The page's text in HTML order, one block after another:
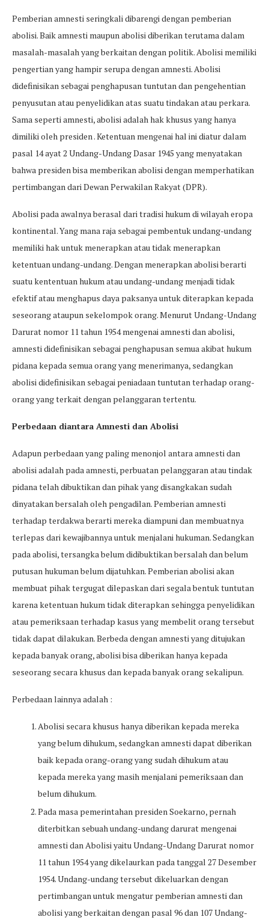
Pemberian amnesti seringkali dibarengi dengan pemberian
abolisi. Baik amnesti maupun abolisi diberikan terutama dalam
masalah-masalah yang berkaitan dengan politik. Abolisi memiliki
pengertian yang hampir serupa dengan amnesti. Abolisi
didefinisikan sebagai penghapusan tuntutan dan pengehentian
penyusutan atau penyelidikan atas suatu tindakan atau perkara.
Sama seperti amnesti, abolisi adalah hak khusus yang hanya
dimiliki oleh presiden . Ketentuan mengenai hal ini diatur dalam
pasal 14 ayat 2 Undang-Undang Dasar 1945 yang menyatakan
bahwa presiden bisa memberikan abolisi dengan memperhatikan
pertimbangan dari Dewan Perwakilan Rakyat (DPR).
Abolisi pada awalnya berasal dari tradisi hukum di wilayah eropa
kontinental. Yang mana raja sebagai pembentuk undang-undang
memiliki hak untuk menerapkan atau tidak menerapkan
ketentuan undang-undang. Dengan menerapkan abolisi berarti
suatu kententuan hukum atau undang-undang menjadi tidak
efektif atau menghapus daya paksanya untuk diterapkan kepada
seseorang ataupun sekelompok orang. Menurut Undang-Undang
Darurat nomor 11 tahun 1954 mengenai amnesti dan abolisi,
amnesti didefinisikan sebagai penghapusan semua akibat hukum
pidana kepada semua orang yang menerimanya, sedangkan
abolisi didefinisikan sebagai peniadaan tuntutan terhadap orang-
orang yang terkait dengan pelanggaran tertentu.
Perbedaan diantara Amnesti dan Abolisi
Adapun perbedaan yang paling menonjol antara amnesti dan
abolisi adalah pada amnesti, perbuatan pelanggaran atau tindak
pidana telah dibuktikan dan pihak yang disangkakan sudah
dinyatakan bersalah oleh pengadilan. Pemberian amnesti
terhadap terdakwa berarti mereka diampuni dan membuatnya
terlepas dari kewajibannya untuk menjalani hukuman. Sedangkan
pada abolisi, tersangka belum didibuktikan bersalah dan belum
putusan hukuman belum dijatuhkan. Pemberian abolisi akan
membuat pihak tergugat dilepaskan dari segala bentuk tuntutan
karena ketentuan hukum tidak diterapkan sehingga penyelidikan
atau pemeriksaan terhadap kasus yang membelit orang tersebut
tidak dapat dilakukan. Berbeda dengan amnesti yang ditujukan
kepada banyak orang, abolisi bisa diberikan hanya kepada
seseorang secara khusus dan kepada banyak orang sekalipun.
Perbedaan lainnya adalah :
Abolisi secara khusus hanya diberikan kepada mereka
yang belum dihukum, sedangkan amnesti dapat diberikan
baik kepada orang-orang yang sudah dihukum atau
kepada mereka yang masih menjalani pemeriksaan dan
belum dihukum.
Pada masa pemerintahan presiden Soekarno, pernah
diterbitkan sebuah undang-undang darurat mengenai
amnesti dan Abolisi yaitu Undang-Undang Darurat nomor
11 tahun 1954 yang dikelaurkan pada tanggal 27 Desember
1954. Undang-undang tersebut dikeluarkan dengan
pertimbangan untuk mengatur pemberian amnesti dan
abolisi yang berkaitan dengan pasal 96 dan 107 Undang-